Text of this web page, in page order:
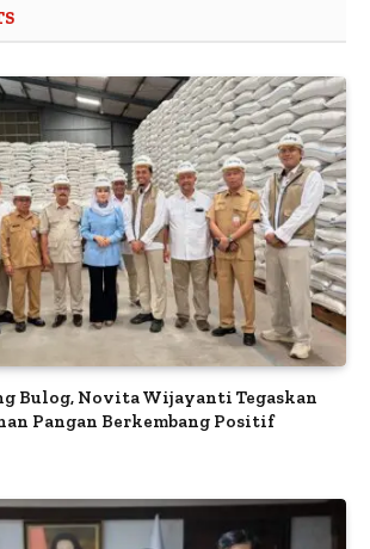
Bulog, Novita Wijayanti Tegaskan
Pangan Berkembang Positif